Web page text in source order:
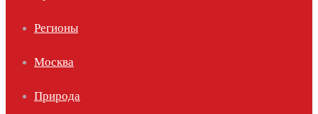
Регионы
Москва
Природа